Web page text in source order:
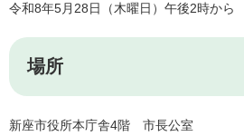
令和8年5月28日（木曜日）午後2時から
場所
新座市役所本庁舎4階 市長公室